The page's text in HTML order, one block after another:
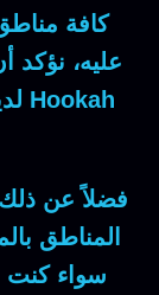
كافة
عليه، نؤكد
Hookah
فضلاً عن ذلك
المناطق
سواء كنت